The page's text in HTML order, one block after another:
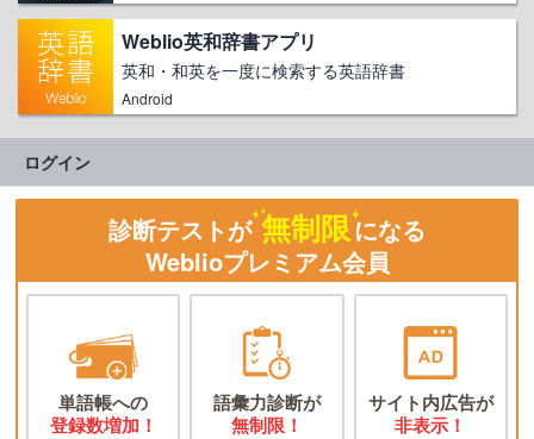
Weblio英和辞書アプリ
英和・和英を一度に検索する英語辞書
Android
ログイン
診断テストが 無制限になる
Weblioプレミアム会員
単語帳への
登録数増加！
語彙力診断が
無制限！
サイト内広告が
非表示！